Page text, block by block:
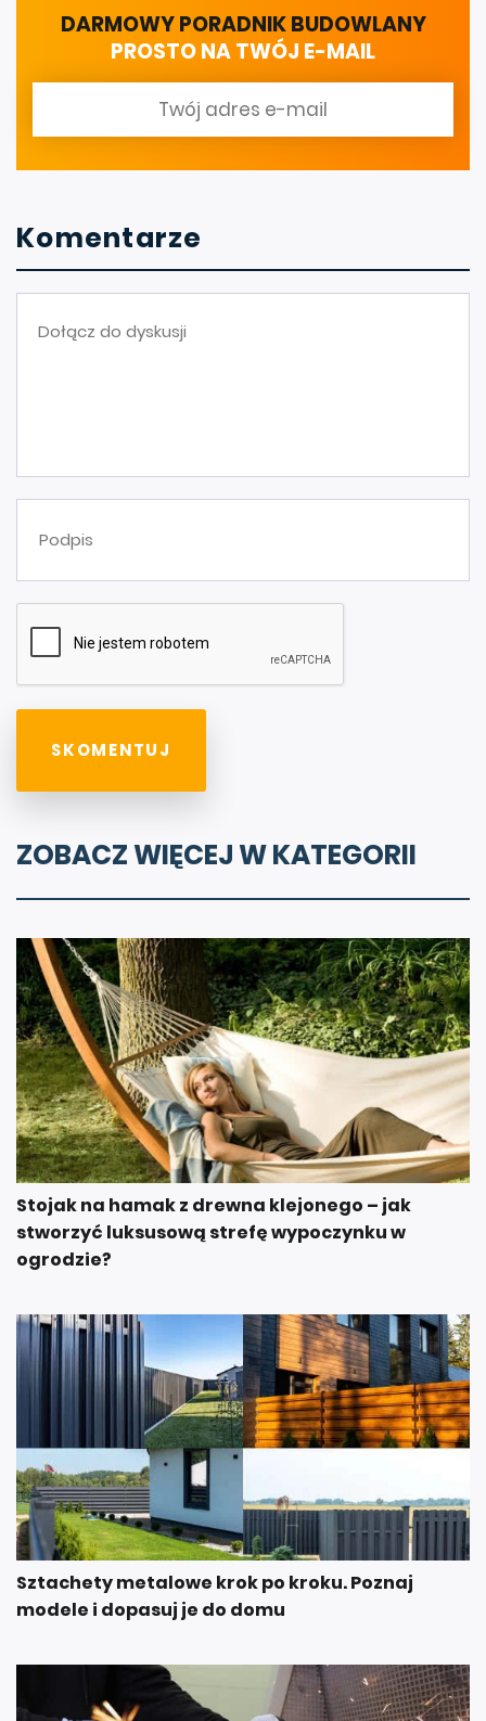
DARMOWY PORADNIK BUDOWLANY
PROSTO NA TWÓJ E-MAIL
Komentarze
ZOBACZ WIĘCEJ W KATEGORII
Stojak na hamak z drewna klejonego – jak
stworzyć luksusową strefę wypoczynku w
ogrodzie?
Sztachety metalowe krok po kroku. Poznaj
modele i dopasuj je do domu